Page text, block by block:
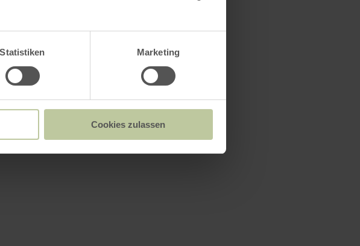
Statistiken Marketing
Cookies zulassen